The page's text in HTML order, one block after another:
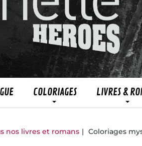
COLORIAGES LIVRES &
nos livres et romans Coloriages